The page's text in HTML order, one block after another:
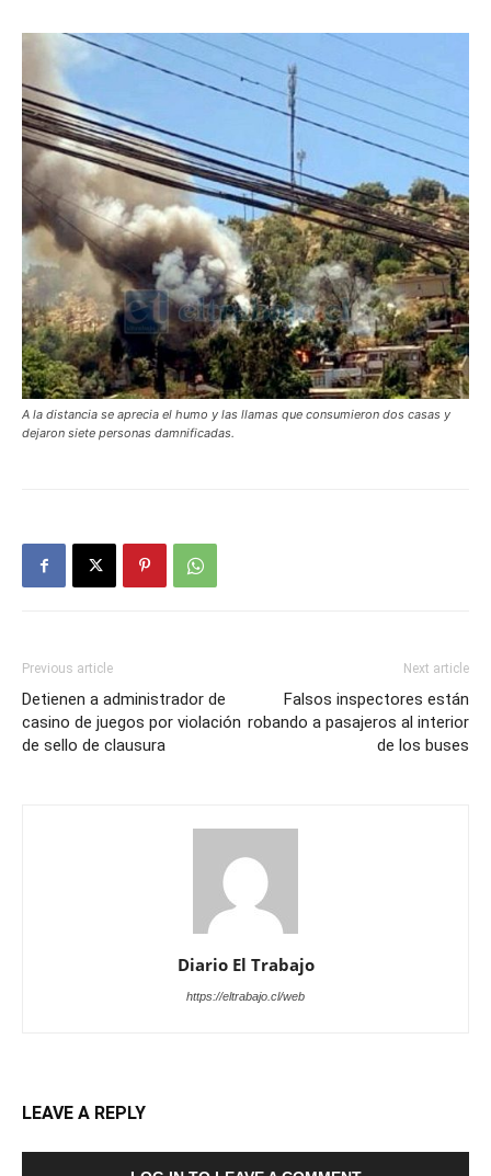
A la distancia se aprecia el humo y las llamas que consumieron dos casas y
dejaron siete personas damnificadas.
Previous article
Detienen a administrador de
casino de juegos por violación
de sello de clausura
Next article
Falsos inspectores están
robando a pasajeros al interior
de los buses
Diario El Trabajo
https://eltrabajo.cl/web
LEAVE A REPLY